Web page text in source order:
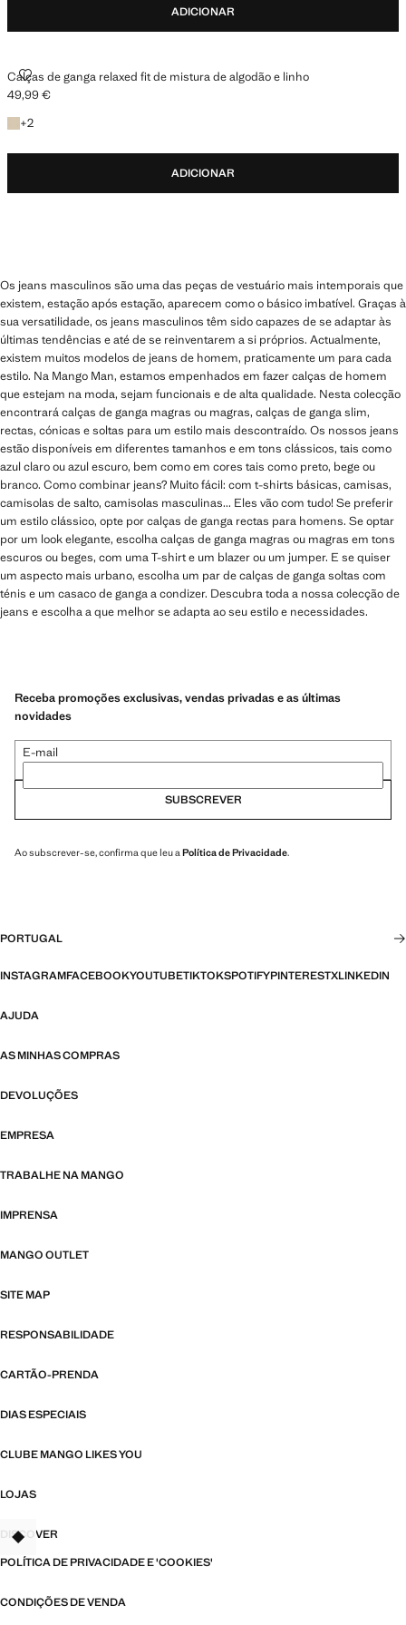
ADICIONAR
Calças de ganga relaxed fit de mistura de algodão e linho
CALÇAS DE GANGA RELAXED FIT DE MISTURA DE ALGODÃO E LINHO
Preço atual [49,99 € ]
49,99 €
+2
+2 cores
ADICIONAR
Os jeans masculinos são uma das peças de vestuário mais intemporais que
existem, estação após estação, aparecem como o básico imbatível. Graças à
sua versatilidade, os jeans masculinos têm sido capazes de se adaptar às
últimas tendências e até de se reinventarem a si próprios. Actualmente,
existem muitos modelos de jeans de homem, praticamente um para cada
estilo. Na Mango Man, estamos empenhados em fazer calças de homem
que estejam na moda, sejam funcionais e de alta qualidade. Nesta colecção
encontrará calças de ganga magras ou magras, calças de ganga slim,
rectas, cónicas e soltas para um estilo mais descontraído. Os nossos jeans
estão disponíveis em diferentes tamanhos e em tons clássicos, tais como
azul claro ou azul escuro, bem como em cores tais como preto, bege ou
branco. Como combinar jeans? Muito fácil: com t-shirts básicas, camisas,
camisolas de salto, camisolas masculinas... Eles vão com tudo! Se preferir
um estilo clássico, opte por calças de ganga rectas para homens. Se optar
por um look elegante, escolha calças de ganga magras ou magras em tons
escuros ou beges, com uma T-shirt e um blazer ou um jumper. E se quiser
um aspecto mais urbano, escolha um par de calças de ganga soltas com
ténis e um casaco de ganga a condizer. Descubra toda a nossa colecção de
jeans e escolha a que melhor se adapta ao seu estilo e necessidades.
Receba promoções exclusivas, vendas privadas e as últimas
novidades
E-mail
SUBSCREVER
Ao subscrever-se, confirma que leu a Política de Privacidade.
PORTUGAL
INSTAGRAMFACEBOOKYOUTUBETIKTOKSPOTIFYPINTERESTXLINKEDIN
AJUDA
AS MINHAS COMPRAS
DEVOLUÇÕES
EMPRESA
TRABALHE NA MANGO
IMPRENSA
MANGO OUTLET
SITE MAP
RESPONSABILIDADE
CARTÃO-PRENDA
DIAS ESPECIAIS
CLUBE MANGO LIKES YOU
LOJAS
DISCOVER
POLÍTICA DE PRIVACIDADE E 'COOKIES'
CONDIÇÕES DE VENDA